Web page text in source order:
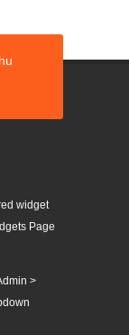
widget
Page
>